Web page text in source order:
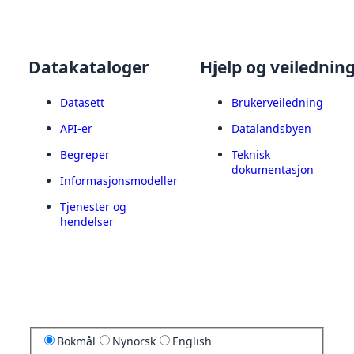
Datakataloger
Datasett
API-er
Begreper
Informasjonsmodeller
Tjenester og
hendelser
Hjelp og
Brukerveiledning
Datalandsbyen
Teknisk
dokumentasjon
Bokmål Nynorsk English